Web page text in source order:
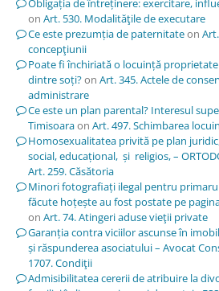
Obligația de întreținere: exercitare,
on Art. 530. Modalităţile de executare
Ce este prezumția de paternitateon
concepţiunii
Poate fi închiriată o locuință
dintre soți?on Art. 345. Actele de
administrare
Ce este un plan parental? Interesul
Timisoaraon Art. 497. Schimbarea
Homosexualitatea privită pe plan
social, educațional, și religios, –
Art. 259. Căsătoria
Minori fotografiați ilegal pentru
făcute hoțește au fost postate pe
on Art. 74. Atingeri aduse vieţii private
Garanția contra viciilor ascunse în
și răspunderea asociatului – Avocat
1707. Condiţii
Admisibilitatea cererii de atribuire la